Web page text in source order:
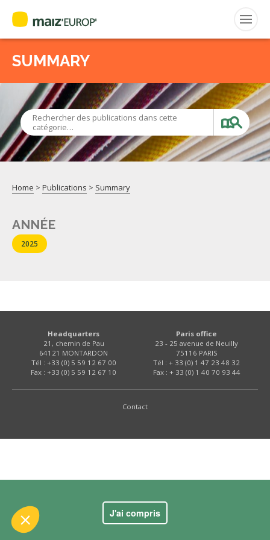
Search
for:
CEPM
FNPSMS
SUMMARY
Rechercher des publications dans cette
catégorie…
Home > Publications > Summary
ANNÉE
2025
Headquarters
21, chemin de Pau
64121 MONTARDON
Tél : +33 (0) 5 59 12 67 00
Fax : +33 (0) 5 59 12 67 10
Paris office
23 - 25 avenue de Neuilly
75116 PARIS
Tél : + 33 (0) 1 47 23 48 32
Fax : + 33 (0) 1 40 70 93 44
Contact
J'ai compris
contenu de ce site vous intéresse
certifiés par
Je choisis OK pour moi